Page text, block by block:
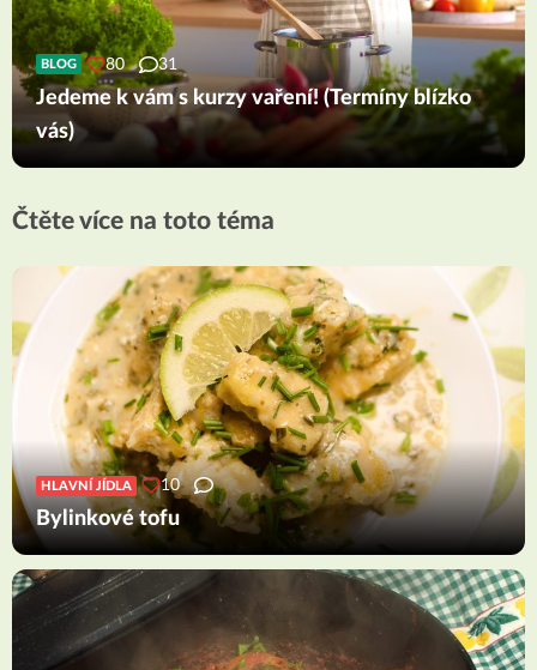
BLOG 80 31
Jedeme k vám s kurzy vaření! (Termíny blízko
vás)
Čtěte více na toto téma
HLAVNÍ JÍDLA 10
Bylinkové tofu